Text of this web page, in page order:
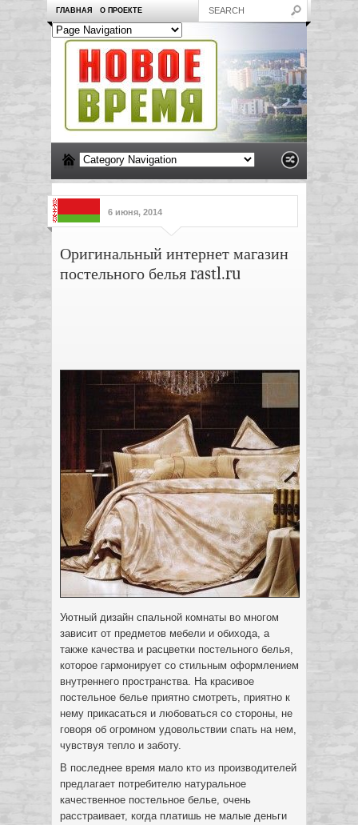
ГЛАВНАЯ О ПРОЕКТЕ
6 июня, 2014
Оригинальный интернет магазин
постельного белья rastl.ru
Уютный дизайн спальной комнаты во многом
зависит от предметов мебели и обихода, а
также качества и расцветки постельного белья,
которое гармонирует со стильным оформлением
внутреннего пространства. На красивое
постельное белье приятно смотреть, приятно к
нему прикасаться и любоваться со стороны, не
говоря об огромном удовольствии спать на нем,
чувствуя тепло и заботу.
В последнее время мало кто из производителей
предлагает потребителю натуральное
качественное постельное белье, очень
расстраивает, когда платишь не малые деньги